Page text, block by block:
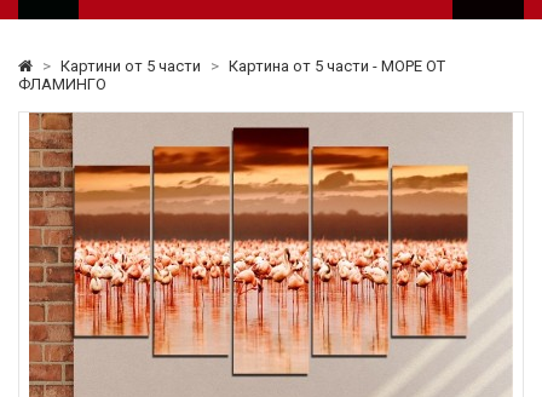
> Картини от 5 части > Картина от 5 части - МОРЕ ОТ
ФЛАМИНГО